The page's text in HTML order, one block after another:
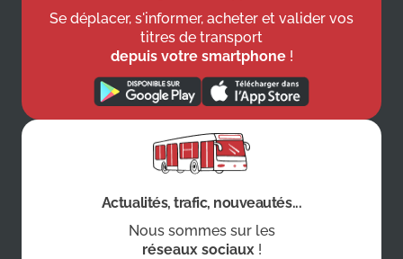
Se déplacer, s'informer, acheter et valider vos
titres de transport
depuis votre smartphone !
Actualités, trafic, nouveautés...
Nous sommes sur les
réseaux sociaux !